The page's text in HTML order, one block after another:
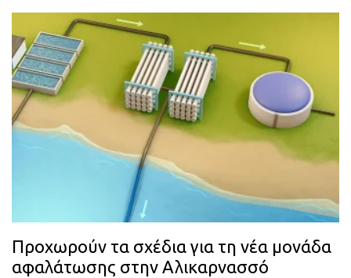
Προχωρούν τα σχέδια για τη νέα μονάδα
αφαλάτωσης στην Αλικαρνασσό